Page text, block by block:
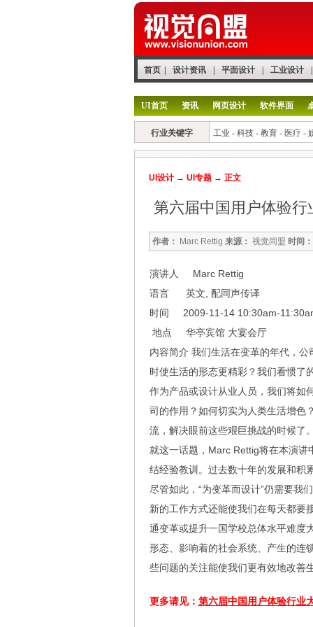
首页 设计资讯 平面设计 工业设计
UI首页 资讯 网页设计 软件界面
行业关键字 工业 - 科技 - 教育 - 医疗 -
UI设计 → UI专题 → 正文
第六届中国用户体验
作者： Marc Rettig 来源： 视觉同盟 时间：
演讲人 Marc Rettig
语言 英文, 配同声传译
时间 2009-11-14 10:30am-
地点 华亭宾馆 大宴会厅
内容简介 我们生活在变革的年代，
时使生活的形态更精彩？我们看惯了
作为产品或设计从业人员，我们将如
司的作用？如何切实为人类生活增色
流，解决眼前这些艰巨挑战的时候了
就这一话题，Marc Rettig将在本演讲
结经验教训。过去数十年的发展和积
尽管如此，“为变革而设计”仍需要我
新的工作方式还能使我们在每天都
通变革或提升一国学校总体水平难度
形态、影响着的社会系统、产生的连
些问题的关注能使我们更有效地改善
更多请见： 第六届中国用户体验行业